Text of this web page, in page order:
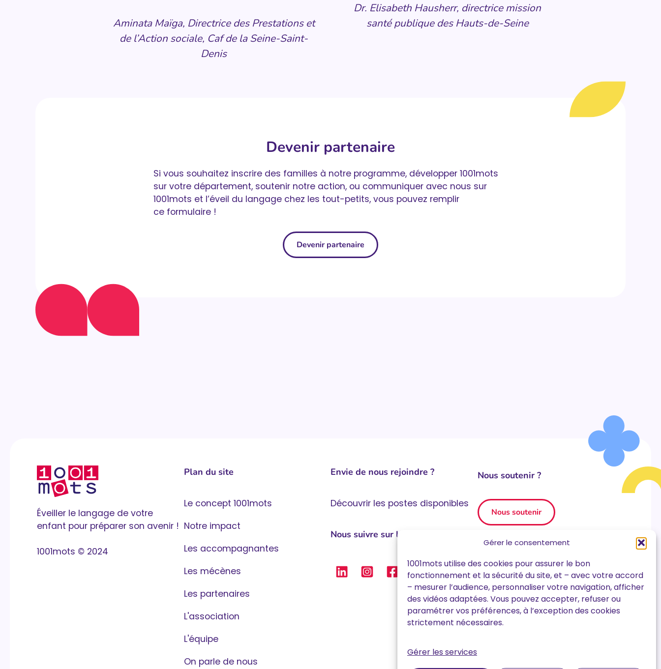
Gérer le consentement
1001mots utilise des cookies pour assurer le bon
fonctionnement et la sécurité du site, et – avec votre accord
– mesurer l’audience, personnaliser votre navigation, afficher
des vidéos adaptées. Vous pouvez accepter, refuser ou
paramétrer vos préférences, à l’exception des cookies
strictement nécessaires.
Gérer les services
Aminata Maïga, Directrice des Prestations et
de l’Action sociale, Caf de la Seine-Saint-
Denis
Dr. Elisabeth Hausherr, directrice mission
santé publique des Hauts-de-Seine
Devenir partenaire
Si vous souhaitez inscrire des familles à notre programme, développer 1001mots
sur votre département, soutenir notre action, ou communiquer avec nous sur
1001mots et l’éveil du langage chez les tout-petits, vous pouvez remplir
ce formulaire !
Devenir partenaire
Éveiller le langage de votre
enfant pour préparer son avenir !
1001mots © 2024
Plan du site
Le concept 1001mots
Notre impact
Les accompagnantes
Les mécènes
Les partenaires
L'association
L'équipe
On parle de nous
Envie de nous rejoindre ?
Découvrir les postes disponibles
Nous suivre sur les réseaux
Nous soutenir ?
Nous soutenir
Nos rapports d'activités
Nos rapports financiers
Mentions légales
Politique de confidentialité